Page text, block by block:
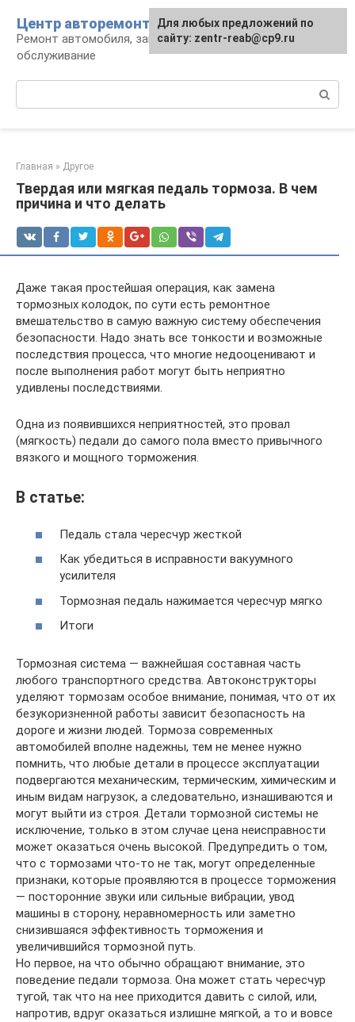
контенту
Центр авторемонта
Ремонт автомобиля, запчасти и
обслуживание
Главная » Другое
Твердая или мягкая педаль тормоза. В чем
причина и что делать
Даже такая простейшая операция, как замена
тормозных колодок, по сути есть ремонтное
вмешательство в самую важную систему обеспечения
безопасности. Надо знать все тонкости и возможные
последствия процесса, что многие недооценивают и
после выполнения работ могут быть неприятно
удивлены последствиями.
Одна из появившихся неприятностей, это провал
(мягкость) педали до самого пола вместо привычного
вязкого и мощного торможения.
В статье:
Педаль стала чересчур жесткой
Как убедиться в исправности вакуумного
усилителя
Тормозная педаль нажимается чересчур мягко
Итоги
Тормозная система — важнейшая составная часть
любого транспортного средства. Автоконструкторы
уделяют тормозам особое внимание, понимая, что от их
безукоризненной работы зависит безопасность на
дороге и жизни людей. Тормоза современных
автомобилей вполне надежны, тем не менее нужно
помнить, что любые детали в процессе эксплуатации
подвергаются механическим, термическим, химическим и
иным видам нагрузок, а следовательно, изнашиваются и
могут выйти из строя. Детали тормозной системы не
исключение, только в этом случае цена неисправности
может оказаться очень высокой. Предупредить о том,
что с тормозами что-то не так, могут определенные
признаки, которые проявляются в процессе торможения
— посторонние звуки или сильные вибрации, увод
машины в сторону, неравномерность или заметно
снизившаяся эффективность торможения и
увеличившийся тормозной путь.
Но первое, на что обычно обращают внимание, это
поведение педали тормоза. Она может стать чересчур
тугой, так что на нее приходится давить с силой, или,
напротив, вдруг оказаться излишне мягкой, а то и вовсе
Для любых предложений по
сайту: zentr-reab@cp9.ru